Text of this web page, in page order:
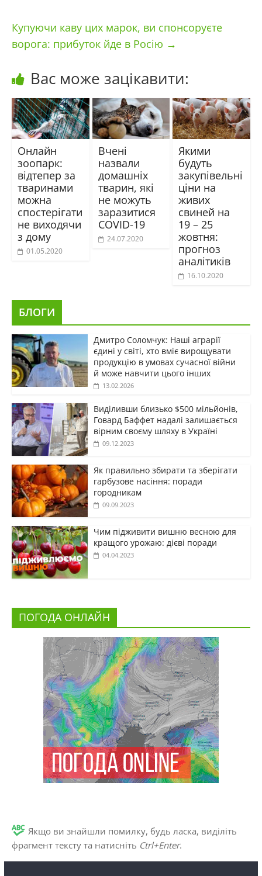
Купуючи каву цих марок, ви спонсоруєте
ворога: прибуток йде в Росію →
Вас може зацікавити:
Онлайн
зоопарк:
відтепер за
тваринами
можна
спостерігати
не виходячи
з дому
01.05.2020
Вчені
назвали
домашніх
тварин, які
не можуть
заразитися
COVID-19
24.07.2020
Якими
будуть
закупівельні
ціни на
живих
свиней на
19 – 25
жовтня:
прогноз
аналітиків
16.10.2020
БЛОГИ
Дмитро Соломчук: Наші аграрії
єдині у світі, хто вміє вирощувати
продукцію в умовах сучасної війни
й може навчити цього інших
13.02.2026
Виділивши близько $500 мільйонів,
Говард Баффет надалі залишається
вірним своєму шляху в Україні
09.12.2023
Як правильно збирати та зберігати
гарбузове насіння: поради
городникам
09.09.2023
Чим підживити вишню весною для
кращого урожаю: дієві поради
04.04.2023
ПОГОДА ОНЛАЙН
Якщо ви знайшли помилку, будь ласка, виділіть
фрагмент тексту та натисніть Ctrl+Enter.